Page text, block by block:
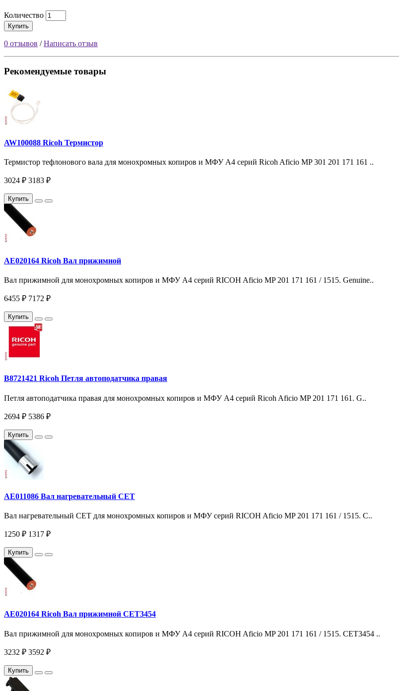
Количество
Купить
0 отзывов /Написать отзыв
Рекомендуемые товары
AW100088 Ricoh Термистор
Термистор тефлонового вала для монохромных копиров и МФУ A4 серий Ricoh Aficio MP 301 201 171 161 ..
3024 ₽ 3183 ₽
Купить
AE020164 Ricoh Вал прижимной
Вал прижимной для монохромных копиров и МФУ A4 серий RICOH Aficio MP 201 171 161 / 1515. Genuine..
6455 ₽ 7172 ₽
Купить
B8721421 Ricoh Петля автоподатчика правая
Петля автоподатчика правая для монохромных копиров и МФУ A4 серий Ricoh Aficio MP 201 171 161. G..
2694 ₽ 5386 ₽
Купить
AE011086 Вал нагревательный CET
Вал нагревательный CET для монохромных копиров и МФУ серий RICOH Aficio MP 201 171 161 / 1515. C..
1250 ₽ 1317 ₽
Купить
AE020164 Ricoh Вал прижимной CET3454
Вал прижимной для монохромных копиров и МФУ A4 серий RICOH Aficio MP 201 171 161 / 1515. CET3454 ..
3232 ₽ 3592 ₽
Купить